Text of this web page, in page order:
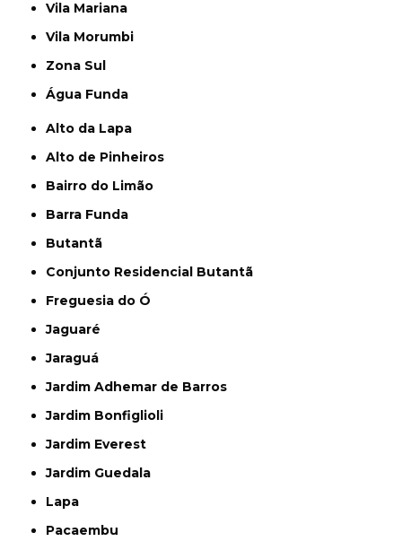
Vila Mariana
Vila Morumbi
Zona Sul
Água Funda
Alto da Lapa
Alto de Pinheiros
Bairro do Limão
Barra Funda
Butantã
Conjunto Residencial Butantã
Freguesia do Ó
Jaguaré
Jaraguá
Jardim Adhemar de Barros
Jardim Bonfiglioli
Jardim Everest
Jardim Guedala
Lapa
Pacaembu